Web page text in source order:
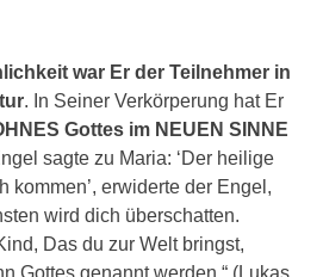
war Er der Teilnehmer in
. In Seiner Verkörperung hat Er
Gottes im NEUEN SINNE
sagte zu Maria: ‘Der heilige
kommen’, erwiderte der Engel,
wird dich überschatten.
Das du zur Welt bringst,
Gottes genannt werden.“ (Lukas